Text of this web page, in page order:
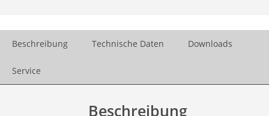
Beschreibung Technische Daten Downloads
Service
Beschreibung